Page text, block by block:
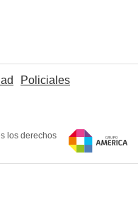
Policiales
los derechos